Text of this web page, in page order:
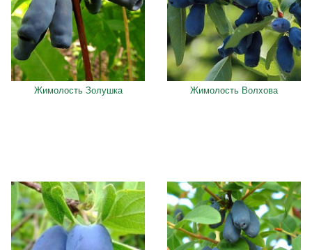
Жимолость Золушка Жимолость Волхова